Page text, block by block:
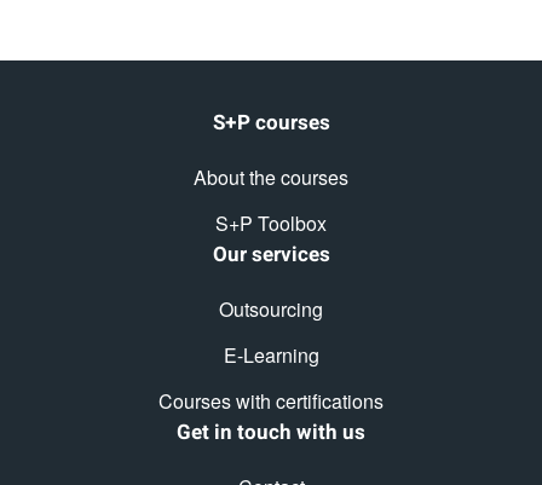
S+P courses
About the courses
S+P Toolbox
Our services
Outsourcing
E-Learning
Courses with certifications
Get in touch with us